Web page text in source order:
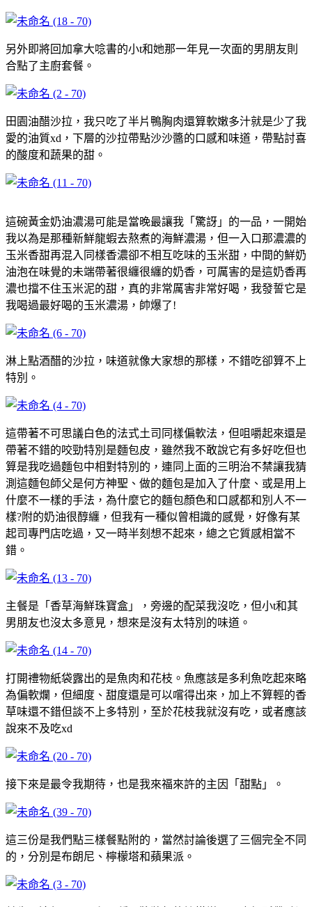
另外即將回加拿大唸書的小t和她那一年見一次面的男朋友則
合點了主廚套餐。
田園油醋沙拉，我只吃了半片鴨胸肉還算軟嫩多汁就是少了我
愛的油質xd，下層的沙拉帶點沙沙醬的口感和味道，帶點討喜
的酸度和蔬果的甜。
這碗黃金奶油濃湯可能是當晚最讓我「驚訝」的一品，一開始
我以為是那種新鮮龍蝦去熬煮的海鮮濃湯，但一入口那濃濃的
玉米香甜再混入同樣香濃卻不相互吃味的玉米甜，中間的鮮奶
油泡在味覺的未端帶著很纏很纏的奶香，可厲害的是這奶香再
濃也擋不住玉米泥的甜，真的非常厲害非常好喝，我發誓它是
我喝過最好喝的玉米濃湯，帥爆了!
淋上點酒醋的沙拉，味道就像大家想的那樣，不錯吃卻算不上
特別。
這帶著不可思議白色的法式土司同樣偏軟法，但咀嚼起來還是
帶著不錯的咬勁特別是麵包皮，雖然我不敢說它有多好吃但也
算是我吃過麵包中相對特別的，連同上面的三明治不禁讓我猜
測這麵包師父是何方神聖、做的麵包是加入了什麼、或是用上
什麼不一樣的手法，為什麼它的麵包顏色和口感都和別人不一
樣?附的奶油很醇纏，但我有一種似曾相識的感覺，好像有某
起司專門店吃過，又一時半刻想不起來，總之它質感相當不
錯。
主餐是「香草海鮮珠寶盒」，旁邊的配菜我沒吃，但小t和其
男朋友也沒太多意見，想來是沒有太特別的味道。
打開禮物紙袋露出的是魚肉和花枝。魚應該是多利魚吃起來略
為偏軟爛，但細度、甜度還是可以嚐得出來，加上不算輕的香
草味還不錯但談不上多特別，至於花枝我就沒有吃，或者應該
說來不及吃xd
接下來是最令我期待，也是我來福來許的主因「甜點」。
這三份是我們點三樣餐點附的，當然討論後選了三個完全不同
的，分別是布朗尼、檸檬塔和蘋果派。